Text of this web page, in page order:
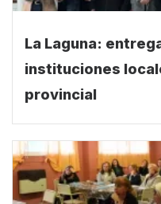
La Laguna:
instituciones
provincial